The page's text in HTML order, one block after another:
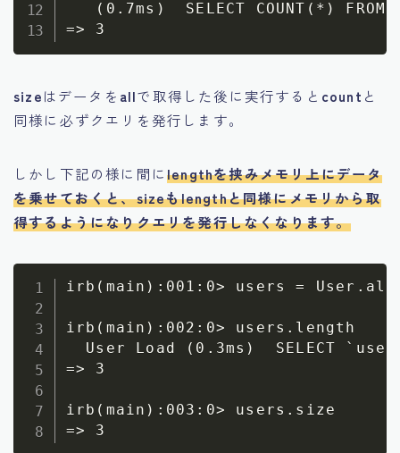
(0.7ms)  SELECT COUNT(*) FROM
sizeはデータを allで取得した後に実行すると count と
同様に必ずクエリを発行します。
しかし下記の様に間にlengthを挟みメモリ上にデータ
を乗せておくと、sizeもlengthと同様にメモリから取
得するようになりクエリを発行しなくなります。
irb(main):001:0> users = User.all
irb(main):002:0> users.length
User Load (0.3ms)  SELECT
=> 3
irb(main):003:0> users.size